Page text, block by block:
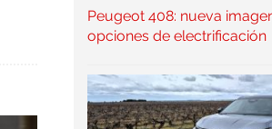
Peugeot 408: nueva
opciones de electrificación